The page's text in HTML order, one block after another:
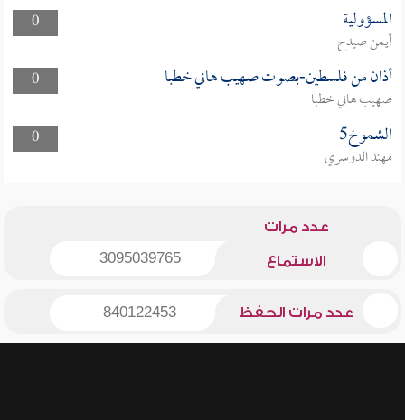
0
المسؤولية
أيمن صيدح
0
أذان من فلسطين-بصوت صهيب هاني خطبا
صهيب هاني خطبا
0
الشموخ5
مهند الدوسري
عدد مرات
الاستماع 3095039765
عدد مرات الحفظ 840122453